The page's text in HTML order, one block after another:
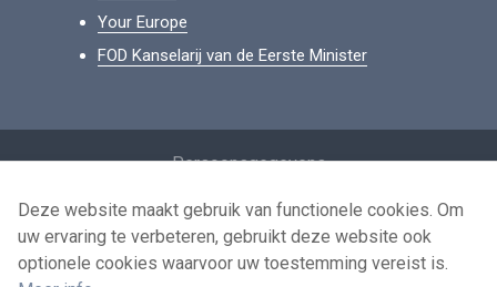
Your Europe
FOD Kanselarij van de Eerste Minister
Persoonsgegevens
Voorwaarden voor het hergebruik
Contacteer ons
Deze website maakt gebruik van functionele cookies. Om
uw ervaring te verbeteren, gebruikt deze website ook
optionele cookies waarvoor uw toestemming vereist is.